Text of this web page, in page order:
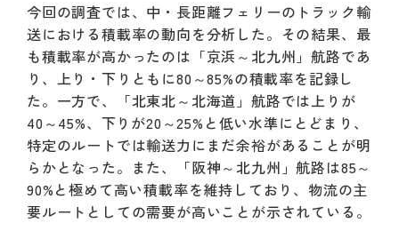
今回の調査では、中・長距離フェリーのトラック輸
送における積載率の動向を分析した。その結果、最
も積載率が高かったのは「京浜～北九州」航路であ
り、上り・下りともに80～85%の積載率を記録し
た。一方で、「北東北～北海道」航路では上りが
40～45%、下りが20～25%と低い水準にとどまり、
特定のルートでは輸送力にまだ余裕があることが明
らかとなった。また、「阪神～北九州」航路は85～
90%と極めて高い積載率を維持しており、物流の主
要ルートとしての需要が高いことが示されている。